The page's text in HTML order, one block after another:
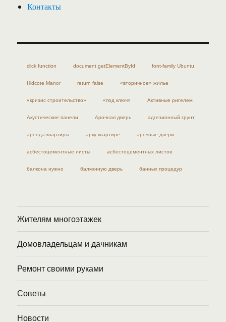
Контакты
click function document getElementById font-family Ubuntu
Hidcote Manor return false «вторичное» жилье
«кризис строительство» «под ключ» Активные ригелем
Акустические панели Арочная дверь адгезионный грунт
аренда квартиры арку квартире арочные двери
асбестоцементные листы асбестоцементных листов
балкона нужно балконную дверь банных процедур
Жителям многоэтажек
Домовладельцам и дачникам
Ремонт своими руками
Советы
Новости